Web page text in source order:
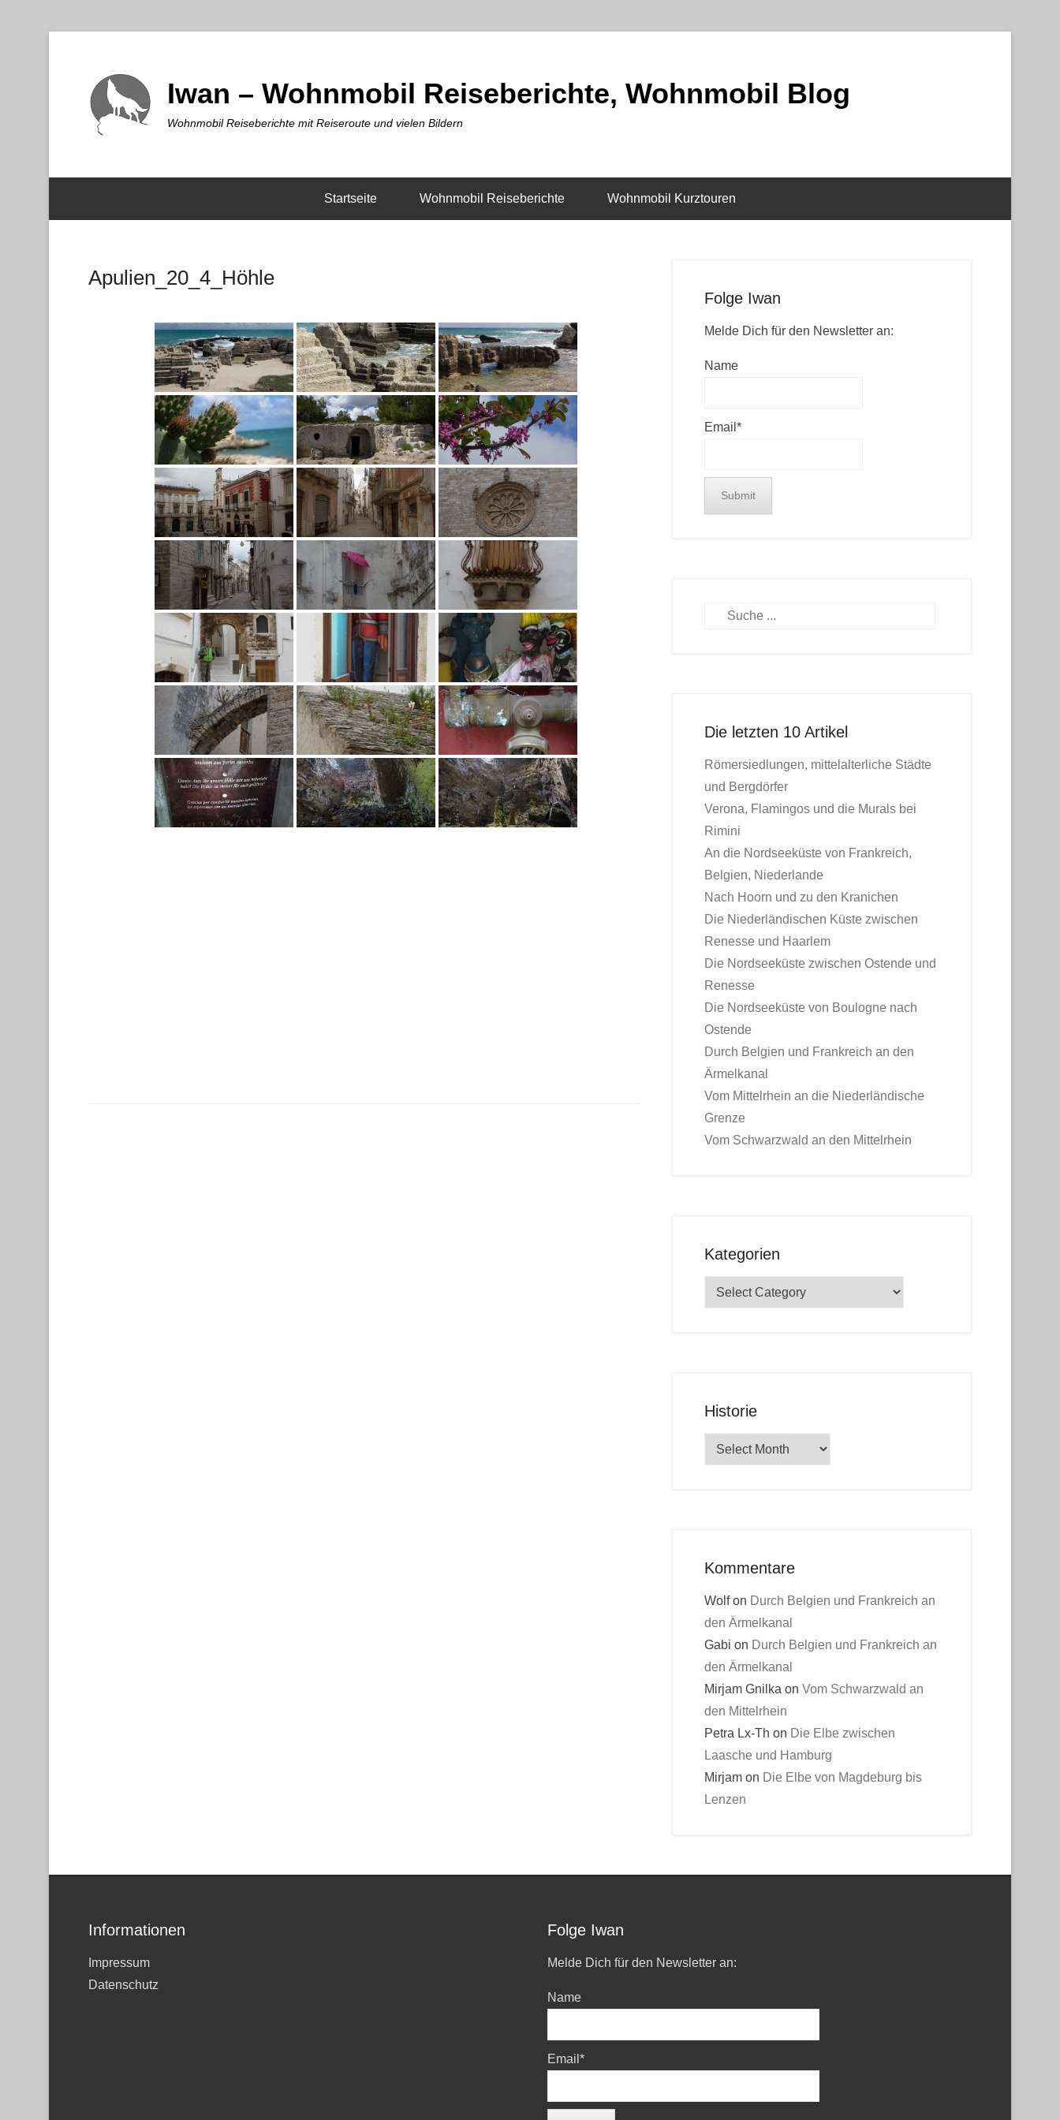
Iwan – Wohnmobil Reiseberichte, Wohnmobil Blog
Wohnmobil Reiseberichte mit Reiseroute und vielen Bildern
Startseite Wohnmobil Reiseberichte Wohnmobil Kurztouren
Apulien_20_4_Höhle
Folge Iwan
Melde Dich für den Newsletter an:
Name
Email*
Search
Die letzten 10 Artikel
Römersiedlungen, mittelalterliche Städte
und Bergdörfer
Verona, Flamingos und die Murals bei
Rimini
An die Nordseeküste von Frankreich,
Belgien, Niederlande
Nach Hoorn und zu den Kranichen
Die Niederländischen Küste zwischen
Renesse und Haarlem
Die Nordseeküste zwischen Ostende und
Renesse
Die Nordseeküste von Boulogne nach
Ostende
Durch Belgien und Frankreich an den
Ärmelkanal
Vom Mittelrhein an die Niederländische
Grenze
Vom Schwarzwald an den Mittelrhein
Kategorien
Kategorien
Historie
Historie
Kommentare
Wolfon Durch Belgien und Frankreich an
den Ärmelkanal
Gabi on Durch Belgien und Frankreich an
den Ärmelkanal
Mirjam Gnilka on Vom Schwarzwald an
den Mittelrhein
Petra Lx-Th on Die Elbe zwischen
Laasche und Hamburg
Mirjam on Die Elbe von Magdeburg bis
Lenzen
Informationen
Impressum
Datenschutz
Folge Iwan
Melde Dich für den Newsletter an:
Name
Email*